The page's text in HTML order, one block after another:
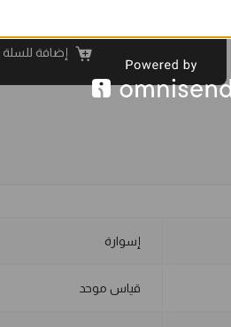
إضافة للسلة
إسوارة
قياس موحد